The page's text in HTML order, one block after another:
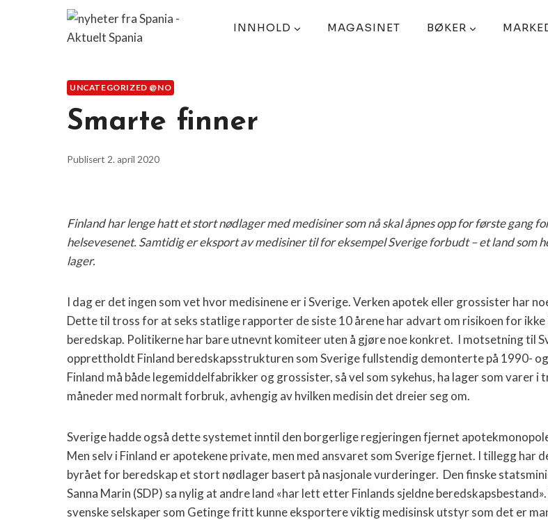
INNHOLD MAGASINET BØKER
UNCATEGORIZED @NO
Smarte finner
Publisert 2. april 2020
Finland har lenge hatt et stort nødlager med medisiner som nå skal åpnes opp for første gang
helsevesenet. Samtidig er eksport av medisiner til for eksempel Sverige forbudt – et land som
lager.
I dag er det ingen som vet hvor medisinene er i Sverige. Verken apotek eller grossister har
Dette til tross for at seks statlige rapporter de siste 10 årene har advart om risikoen for ikke
beredskap. Politikerne har bare utnevnt komiteer uten å gjøre noe konkret. I motsetning til
opprettholdt Finland beredskapsstrukturen som Sverige fullstendig demonterte på 1990-
Finland må både legemiddelfabrikker og grossister, så vel som sykehus, ha lager som varer i
måneder med normalt forbruk, avhengig av hvilken medisin det dreier seg om.
Sverige hadde også dette systemet inntil den borgerlige regjeringen fjernet
Men selv i Finland er apotekene private, men med ansvaret som Sverige fjernet. I tillegg har
byrået for beredskap et stort nødlager basert på nasjonale vurderinger. Den finske
Sanna Marin (SDP) sa nylig at andre land «har lett etter Finlands sjeldne
svenske selskaper som Getinge fritt kunne eksportere viktig medisinsk utstyr som det er